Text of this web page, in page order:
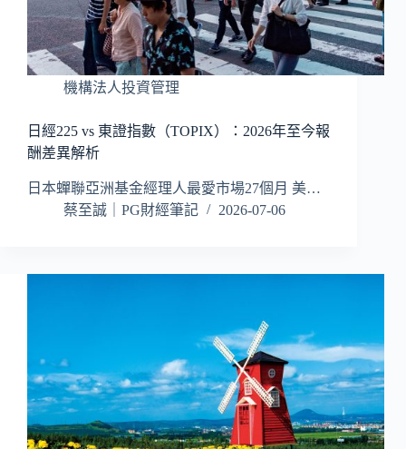
機構法人投資管理
日經225 vs 東證指數（TOPIX）：2026年至今報
酬差異解析
日本蟬聯亞洲基金經理人最愛市場27個月 美…
蔡至誠｜PG財經筆記
2026-07-06